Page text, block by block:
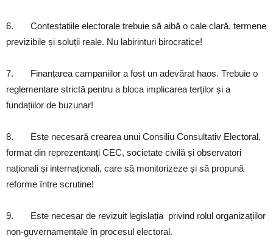
6. Contestațiile electorale trebuie să aibă o cale clară, termene
previzibile și soluții reale. Nu labirinturi birocratice!
7. Finanțarea campaniilor a fost un adevărat haos. Trebuie o
reglementare strictă pentru a bloca implicarea terților și a
fundațiilor de buzunar!
8. Este necesară crearea unui Consiliu Consultativ Electoral,
format din reprezentanți CEC, societate civilă și observatori
naționali și internaționali, care să monitorizeze și să propună
reforme între scrutine!
9. Este necesar de revizuit legislația privind rolul organizațiilor
non-guvernamentale în procesul electoral.